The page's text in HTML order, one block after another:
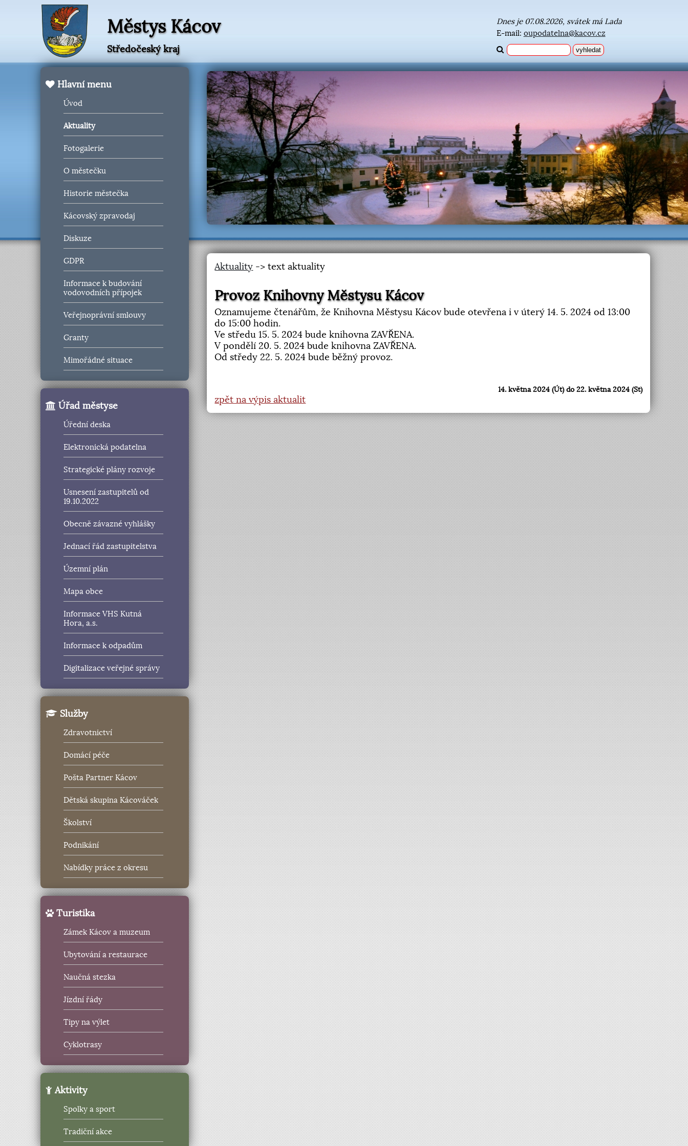
Městys Kácov
Středočeský kraj
Dnes je 07.08.2026, svátek má Lada
E-mail: oupodatelna@kacov.cz
Hlavní menu
Úvod
Aktuality
Fotogalerie
O městečku
Historie městečka
Kácovský zpravodaj
Diskuze
GDPR
Informace k budování
vodovodních přípojek
Veřejnoprávní smlouvy
Granty
Mimořádné situace
Úřad městyse
Úřední deska
Elektronická podatelna
Strategické plány rozvoje
Usnesení zastupitelů od
19.10.2022
Obecně závazné vyhlášky
Jednací řád zastupitelstva
Územní plán
Mapa obce
Informace VHS Kutná
Hora, a.s.
Informace k odpadům
Digitalizace veřejné správy
Služby
Zdravotnictví
Domácí péče
Pošta Partner Kácov
Dětská skupina Kácováček
Školství
Podnikání
Nabídky práce z okresu
Turistika
Zámek Kácov a muzeum
Ubytování a restaurace
Naučná stezka
Jízdní řády
Tipy na výlet
Cyklotrasy
Aktivity
Spolky a sport
Tradiční akce
Aktuality -> text aktuality
Provoz Knihovny Městysu Kácov
Oznamujeme čtenářům, že Knihovna Městysu Kácov bude otevřena i v úterý 14. 5. 2024 od 13:00
do 15:00 hodin.
Ve středu 15. 5. 2024 bude knihovna ZAVŘENA.
V pondělí 20. 5. 2024 bude knihovna ZAVŘENA.
Od středy 22. 5. 2024 bude běžný provoz.
14. května 2024 (Út) do 22. května 2024 (St)
zpět na výpis aktualit